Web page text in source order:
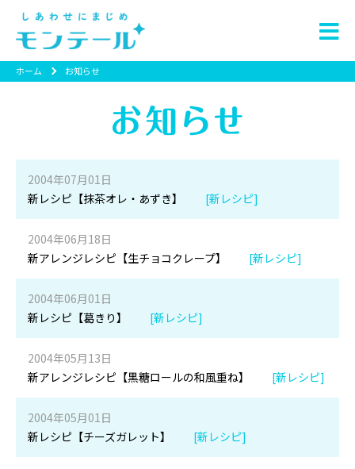
ホーム お知らせ
2004年07月01日
新レシピ【抹茶オレ・あずき】
[新レシピ]
2004年06月18日
新アレンジレシピ【生チョコクレープ】
[新レシピ]
2004年06月01日
新レシピ【葛きり】
[新レシピ]
2004年05月13日
新アレンジレシピ【黒糖ロールの和風重ね】
[新レシピ]
2004年05月01日
新レシピ【チーズガレット】
[新レシピ]